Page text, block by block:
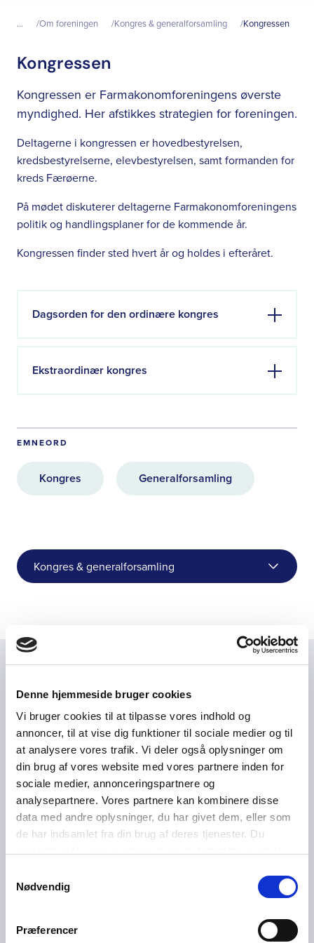
Denne hjemmeside bruger cookies
Vi bruger cookies til at tilpasse vores indhold og
annoncer, til at vise dig funktioner til sociale medier og til
at analysere vores trafik. Vi deler også oplysninger om
din brug af vores website med vores partnere inden for
sociale medier, annonceringspartnere og
analysepartnere. Vores partnere kan kombinere disse
data med andre oplysninger, du har givet dem, eller som
de har indsamlet fra din brug af deres tjenester. Du
Nødvendig
Præferencer
... Om foreningen Kongres & generalforsamling Kongressen
Kongressen
Kongressen er Farmakonomforeningens øverste
myndighed. Her afstikkes strategien for foreningen.
Deltagerne i kongressen er hovedbestyrelsen,
kredsbestyrelserne, elevbestyrelsen, samt formanden for
kreds Færøerne.
På mødet diskuterer deltagerne Farmakonomforeningens
politik og handlingsplaner for de kommende år.
Kongressen finder sted hvert år og holdes i efteråret.
Dagsorden for den ordinære kongres
Ekstraordinær kongres
EMNEORD
Kongres Generalforsamling
Kongres & generalforsamling
NYHED | KONGRES
Deltag i foreningens kongres
NYHED | GENERALFORSAMLING
Foredrag og generalforsamling: Kom til
arbejdsglæde og fællesskab